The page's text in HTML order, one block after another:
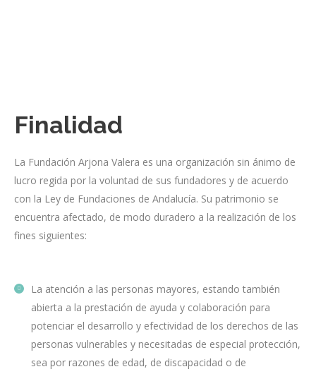
Finalidad
La Fundación Arjona Valera es una organización sin ánimo de
lucro regida por la voluntad de sus fundadores y de acuerdo
con la Ley de Fundaciones de Andalucía. Su patrimonio se
encuentra afectado, de modo duradero a la realización de los
fines siguientes:
La atención a las personas mayores, estando también
abierta a la prestación de ayuda y colaboración para
potenciar el desarrollo y efectividad de los derechos de las
personas vulnerables y necesitadas de especial protección,
sea por razones de edad, de discapacidad o de